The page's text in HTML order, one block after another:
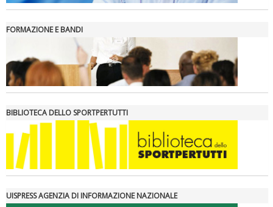
FORMAZIONE E BANDI
BIBLIOTECA DELLO SPORTPERTUTTI
UISPRESS AGENZIA DI INFORMAZIONE NAZIONALE